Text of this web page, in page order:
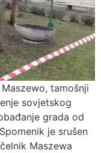
tamošnji
sovjetskog
grada od
je srušen
Maszewa